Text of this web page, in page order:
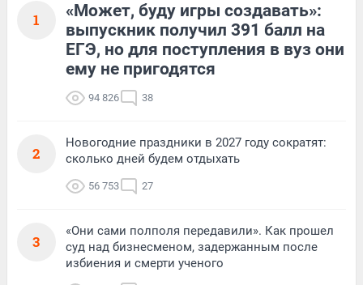
1
«Может, буду игры создавать»:
выпускник получил 391 балл на
ЕГЭ, но для поступления в вуз они
ему не пригодятся
94 826 38
2
Новогодние праздники в 2027 году сократят:
сколько дней будем отдыхать
56 753 27
3
«Они сами полполя передавили». Как прошел
суд над бизнесменом, задержанным после
избиения и смерти ученого